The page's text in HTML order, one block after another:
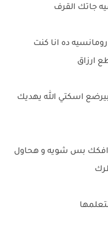
جاتك القرف
ده انا كنت
ارزاق
اسكتي الله يهديك
بس شويه و هحاول